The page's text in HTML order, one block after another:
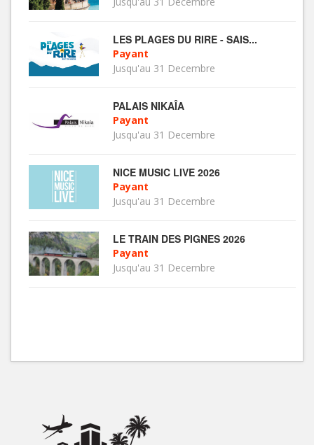
LES PLAGES DU RIRE - SAIS...
Payant
Jusqu'au 31 Decembre
PALAIS NIKAÎA
Payant
Jusqu'au 31 Decembre
NICE MUSIC LIVE 2026
Payant
Jusqu'au 31 Decembre
LE TRAIN DES PIGNES 2026
Payant
Jusqu'au 31 Decembre